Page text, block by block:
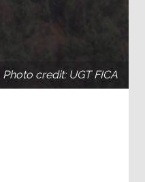
Photo credit: UGT FICA